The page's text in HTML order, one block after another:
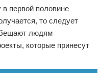
первой половине
то следует
людям
которые принесут